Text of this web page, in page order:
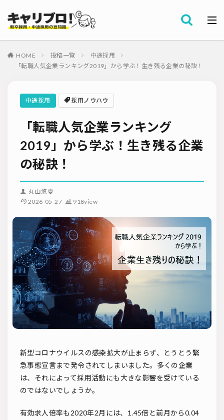
HOME 投稿一覧
中途採用
「転職人気企業ランキング2019」から学ぶ！生き残る企業の秘訣！
中途採用 採用ノウハウ
「転職人気企業ランキング
2019」から学ぶ！生き残る企業
の秘訣！
丸山悠夏
2026-05-27
918view
新型コロナウイルスの感染拡大が止まらず、とうとう緊
急事態宣言まで発令されてしまいました。多くの企業
は、それによって採用活動にも大きな影響を受けている
のではないでしょうか。
有効求人倍率も2020年2月には、1.45倍と前月から0.04
カテゴリー
タグ
就職サイト
転職サイト
ダイレクトリクルーティング
採用ノウハウ
採用ツール
採用計画
母集団の形成確保
エンジニア採用
採用イベント・合説
面接・選考
内定フォロー
内定辞退
採用コンサルティング
採用動向
Iターン・Uターン
適性検査
新人研修
ソーシャルリクルーティング
入社式 AI・RPA
検索
労務・組織
メルマガ登録
お問い合わせ